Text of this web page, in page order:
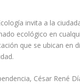
invita a la
ecológico en
que se ubican en
César René